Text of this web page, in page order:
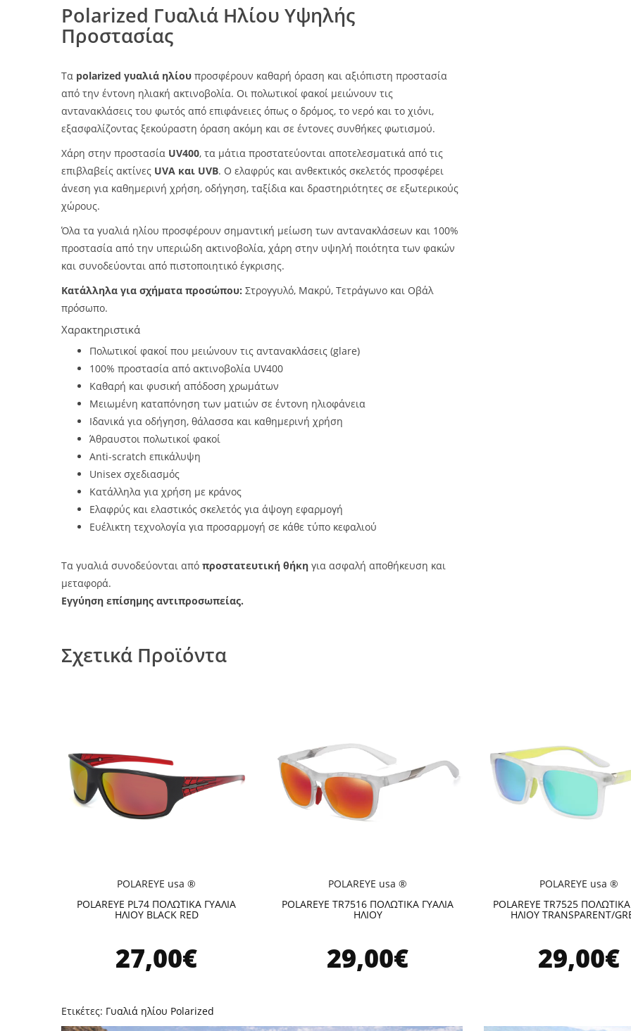
Polarized Γυαλιά Ηλίου Υψηλής
Προστασίας
Τα polarized γυαλιά ηλίου προσφέρουν καθαρή όραση και αξιόπιστη προστασία
από την έντονη ηλιακή ακτινοβολία. Οι πολωτικοί φακοί μειώνουν τις
αντανακλάσεις του φωτός από επιφάνειες όπως ο δρόμος, το νερό και το χιόνι,
εξασφαλίζοντας ξεκούραστη όραση ακόμη και σε έντονες συνθήκες φωτισμού.
Χάρη στην προστασία UV400, τα μάτια προστατεύονται αποτελεσματικά από τις
επιβλαβείς ακτίνες UVA και UVB. Ο ελαφρύς και ανθεκτικός σκελετός προσφέρει
άνεση για καθημερινή χρήση, οδήγηση, ταξίδια και δραστηριότητες σε εξωτερικούς
χώρους.
Όλα τα γυαλιά ηλίου προσφέρουν σημαντική μείωση των αντανακλάσεων και 100%
προστασία από την υπεριώδη ακτινοβολία, χάρη στην υψηλή ποιότητα των φακών
και συνοδεύονται από πιστοποιητικό έγκρισης.
Κατάλληλα για σχήματα προσώπου: Στρογγυλό, Μακρύ, Τετράγωνο και Οβάλ
πρόσωπο.
Χαρακτηριστικά
Πολωτικοί φακοί που μειώνουν τις αντανακλάσεις (glare)
100% προστασία από ακτινοβολία UV400
Καθαρή και φυσική απόδοση χρωμάτων
Μειωμένη καταπόνηση των ματιών σε έντονη ηλιοφάνεια
Ιδανικά για οδήγηση, θάλασσα και καθημερινή χρήση
Άθραυστοι πολωτικοί φακοί
Anti-scratch επικάλυψη
Unisex σχεδιασμός
Κατάλληλα για χρήση με κράνος
Ελαφρύς και ελαστικός σκελετός για άψογη εφαρμογή
Ευέλικτη τεχνολογία για προσαρμογή σε κάθε τύπο κεφαλιού
Τα γυαλιά συνοδεύονται από προστατευτική θήκη για ασφαλή αποθήκευση και
μεταφορά.
Εγγύηση επίσημης αντιπροσωπείας.
Σχετικά Προϊόντα
POLAREYE usa ®
POLAREYE PL74 ΠΟΛΩΤΙΚΑ ΓΥΑΛΙΑ
ΗΛΙΟΥ BLACK RED
27,00€
POLAREYE usa ®
POLAREYE TR7516 ΠΟΛΩΤΙΚΑ ΓΥΑΛΙΑ
ΗΛΙΟΥ
29,00€
POLAREYE usa ®
POLAREYE TR7525
ΗΛΙΟΥ TRANSPARENT/
29,00€
Ετικέτες: Γυαλιά ηλίου Polarized